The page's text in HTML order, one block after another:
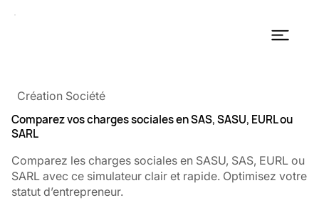
Création Société
Comparez vos charges sociales en SAS, SASU, EURL ou
SARL
Comparez les charges sociales en SASU, SAS, EURL ou
SARL avec ce simulateur clair et rapide. Optimisez votre
statut d’entrepreneur.